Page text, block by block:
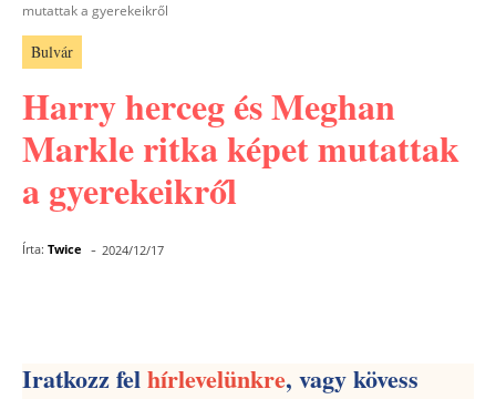
mutattak a gyerekeikről
Bulvár
Harry herceg és Meghan
Markle ritka képet mutattak
a gyerekeikről
Írta: Twice - 2024/12/17
Iratkozz felhírlevelünkre, vagy kövess